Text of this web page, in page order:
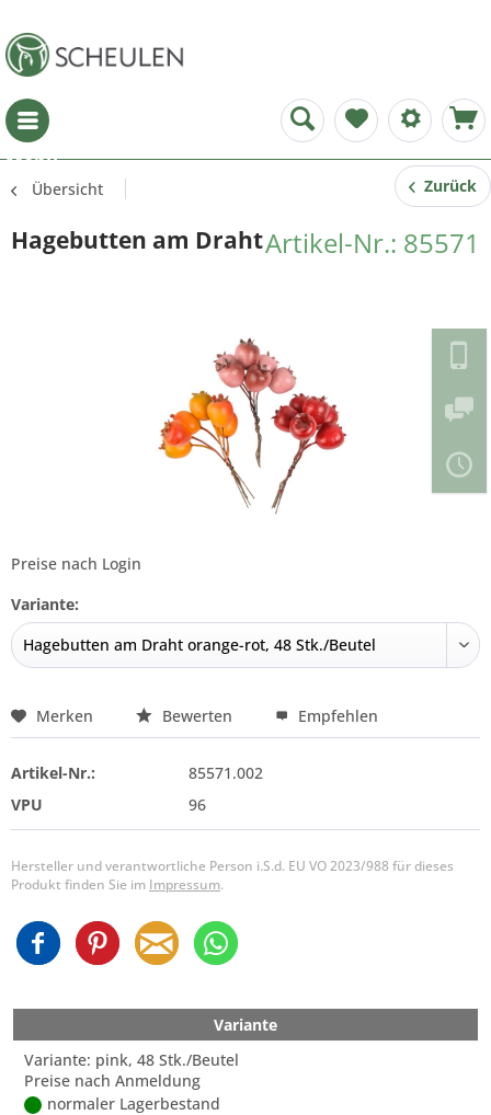
Menü
Übersicht Zurück
Artikel-Nr.: 85571
Hagebutten am Draht
Preise nach Login
Variante:
Merken Bewerten Empfehlen
Artikel-Nr.:
85571.002
VPU
96
Hersteller und verantwortliche Person i.S.d. EU VO 2023/988 für dieses
Produkt finden Sie im Impressum.
Variante
Variante: pink, 48 Stk./Beutel
Preise nach Anmeldung
normaler Lagerbestand